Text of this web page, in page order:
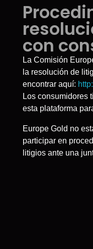
con
La Comisión
la resolución de
encontrar aquí:
Los consumidores
esta plataforma
Europe Gold no
participar en
litigios ante una